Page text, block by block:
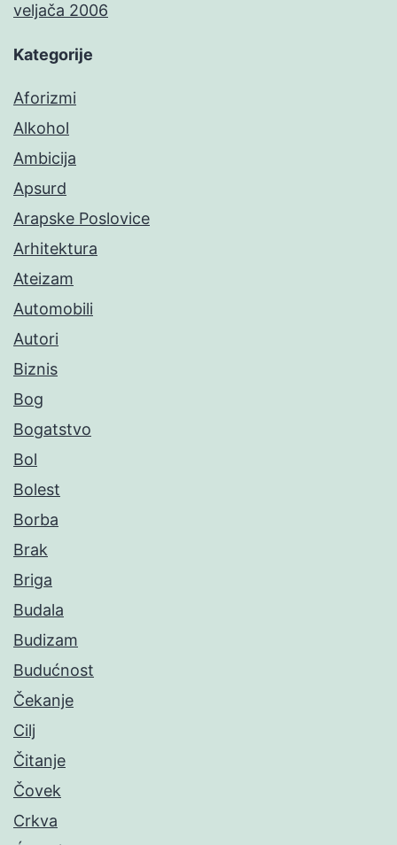
veljača 2006
Kategorije
Aforizmi
Alkohol
Ambicija
Apsurd
Arapske Poslovice
Arhitektura
Ateizam
Automobili
Autori
Biznis
Bog
Bogatstvo
Bol
Bolest
Borba
Brak
Briga
Budala
Budizam
Budućnost
Čekanje
Cilj
Čitanje
Čovek
Crkva